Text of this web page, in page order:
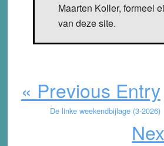
Maarten Koller, formeel
van deze site.
« Previous Entry
De linke weekendbijlage (3-2026)